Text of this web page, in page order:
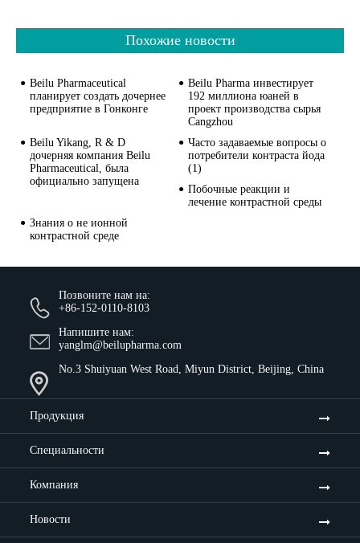
Похожие новости
Beilu Pharmaceutical
планирует создать дочернее
предприятие в Гонконге
Beilu Pharma инвестирует
192 миллиона юаней в
проект производства сырья
Cangzhou
Beilu Yikang, R & D
дочерняя компания Beilu
Pharmaceutical, была
официально запущена
Часто задаваемые вопросы о
потребители контраста йода
(1)
Побочные реакции и
лечение контрастной среды
Знания о не ионной
контрастной среде
Позвоните нам на:
+86-152-0110-8103
Напишите нам:
yanglm@beilupharma.com
No.3 Shuiyuan West Road, Miyun District, Beijing, China
Продукция
Специальности
Компания
Новости